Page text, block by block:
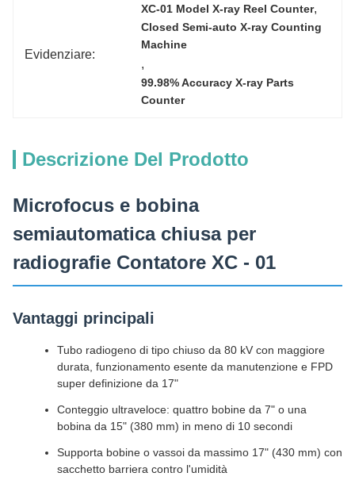
Evidenziare:
XC-01 Model X-ray Reel Counter,
Closed Semi-auto X-ray Counting
Machine
,
99.98% Accuracy X-ray Parts
Counter
Descrizione Del Prodotto
Microfocus e bobina
semiautomatica chiusa per
radiografie Contatore XC - 01
Vantaggi principali
Tubo radiogeno di tipo chiuso da 80 kV con maggiore
durata, funzionamento esente da manutenzione e FPD
super definizione da 17"
Conteggio ultraveloce: quattro bobine da 7" o una
bobina da 15" (380 mm) in meno di 10 secondi
Supporta bobine o vassoi da massimo 17" (430 mm) con
sacchetto barriera contro l'umidità